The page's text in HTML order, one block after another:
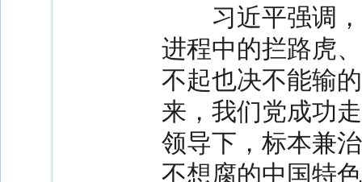
习近平强调，
进程中的拦路虎
不起也决不能输
来，我们党成功
领导下，标本兼
不想腐的中国特